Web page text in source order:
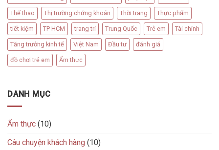
Thể thao Thị trường chứng khoán Thời trang Thực phẩm
tiết kiệm TP HCM trang trí Trung Quốc Trẻ em Tài chính
Tăng trưởng kinh tế Việt Nam Đầu tư đánh giá
đồ chơi trẻ em Ẩm thực
DANH MỤC
Ẩm thực (10)
Câu chuyện khách hàng (10)